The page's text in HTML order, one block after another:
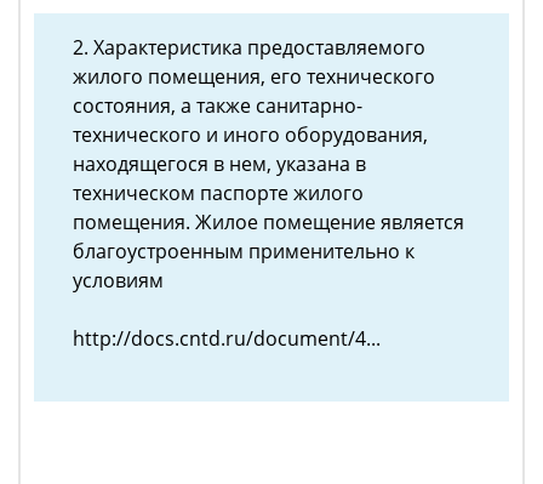
2. Характеристика предоставляемого
жилого помещения, его технического
состояния, а также санитарно-
технического и иного оборудования,
находящегося в нем, указана в
техническом паспорте жилого
помещения. Жилое помещение является
благоустроенным применительно к
условиям
http://docs.cntd.ru/document/4...